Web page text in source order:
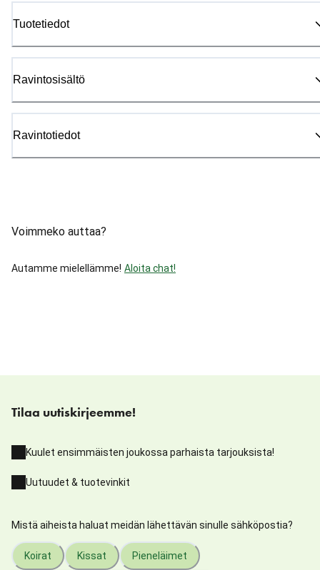
Tuotetiedot
Ravintosisältö
Ravintotiedot
Voimmeko auttaa?
Autamme mielellämme! Aloita chat!
Tilaa uutiskirjeemme!
Kuulet ensimmäisten joukossa parhaista tarjouksista!
Uutuudet & tuotevinkit
Mistä aiheista haluat meidän lähettävän sinulle sähköpostia?
Koirat Kissat Pieneläimet